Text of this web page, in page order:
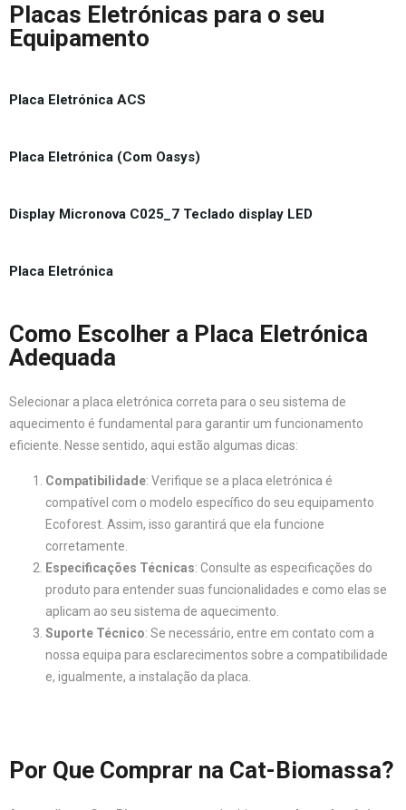
Placas Eletrónicas para o seu
Equipamento
Placa Eletrónica ACS
Placa Eletrónica (Com Oasys)
Display Micronova C025_7 Teclado display LED
Placa Eletrónica
Como Escolher a Placa Eletrónica
Adequada
Selecionar a placa eletrónica correta para o seu sistema de
aquecimento é fundamental para garantir um funcionamento
eficiente. Nesse sentido, aqui estão algumas dicas:
Compatibilidade: Verifique se a placa eletrónica é
compatível com o modelo específico do seu equipamento
Ecoforest. Assim, isso garantirá que ela funcione
corretamente.
Especificações Técnicas: Consulte as especificações do
produto para entender suas funcionalidades e como elas se
aplicam ao seu sistema de aquecimento.
Suporte Técnico: Se necessário, entre em contato com a
nossa equipa para esclarecimentos sobre a compatibilidade
e, igualmente, a instalação da placa.
Por Que Comprar na Cat-Biomassa?